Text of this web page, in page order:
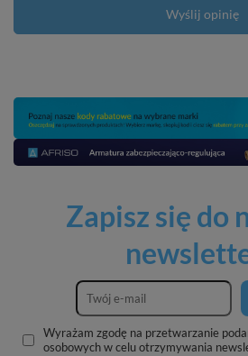
Wyślij opinię
Zapisz się do
Wyrażam zgodę na przetwarzanie
osobowych w celu otrzymywania